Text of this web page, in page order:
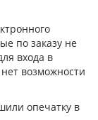
по заказу не
входа в
возможности
опечатку в